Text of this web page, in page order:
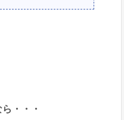
・・・